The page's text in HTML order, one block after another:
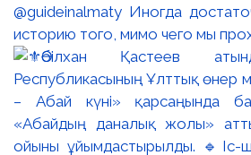
@guideinalmaty Иногда
историю того, мимо чего мы